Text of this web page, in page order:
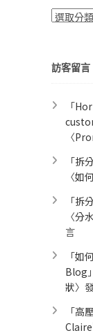
分
訪客留言
「
〈
「拆
〈如
「拆
〈分
言
「如
Blog
狀〉
「高